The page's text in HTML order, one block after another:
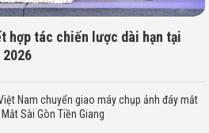
hợp tác chiến lược dài hạn tại
2026
Nam chuyển giao máy chụp ảnh đáy mắt
Sài Gòn Tiền Giang